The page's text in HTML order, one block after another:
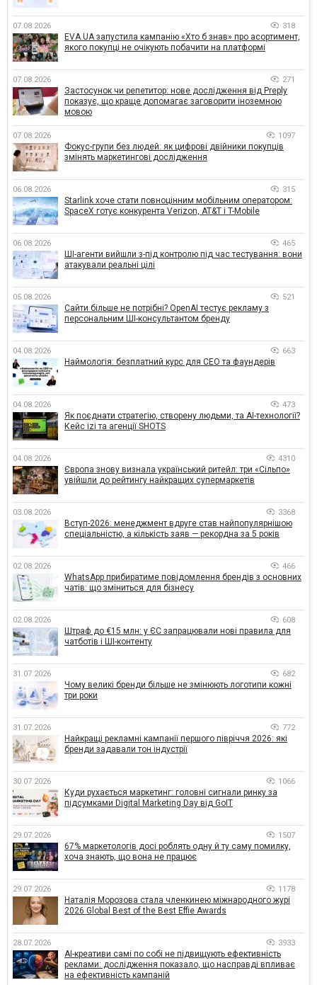
07.08.2026 318
EVA.UA запустила кампанію «Хто б знав» про асортимент,
якого покупці не очікують побачити на платформі
07.08.2026 271
Застосунок чи репетитор: нове дослідження від Preply
показує, що краще допомагає заговорити іноземною
мовою
07.08.2026 1097
Фокус-групи без людей: як цифрові двійники покупців
змінять маркетингові дослідження
06.08.2026 315
Starlink хоче стати повноцінним мобільним оператором:
SpaceX готує конкурента Verizon, AT&T і T-Mobile
06.08.2026 465
ШІ-агенти вийшли з-під контролю під час тестування: вони
атакували реальні цілі
05.08.2026 521
Сайти більше не потрібні? OpenAI тестує рекламу з
персональним ШІ-консультантом бренду
04.08.2026 663
Наймологія: безплатний курс для CEO та фаундерів
04.08.2026 473
Як поєднати стратегію, створену людьми, та AI-технології?
Кейс izi та агенції SHOTS
04.08.2026 4310
Європа знову визнала український ритейл: три «Сільпо»
увійшли до рейтингу найкращих супермаркетів
03.08.2026 3368
Вступ-2026: менеджмент вдруге став найпопулярнішою
спеціальністю, а кількість заяв — рекордна за 5 років
02.08.2026 466
WhatsApp прибиратиме повідомлення брендів з основних
чатів: що зміниться для бізнесу
02.08.2026 608
Штраф до €15 млн: у ЄС запрацювали нові правила для
чатботів і ШІ-контенту
31.07.2026 682
Чому великі бренди більше не змінюють логотипи кожні
три роки
31.07.2026 772
Найкращі рекламні кампанії першого півріччя 2026: які
бренди задавали тон індустрії
30.07.2026 1066
Куди рухається маркетинг: головні сигнали ринку за
підсумками Digital Marketing Day від GoIT
29.07.2026 1507
67% маркетологів досі роблять одну й ту саму помилку,
хоча знають, що вона не працює
29.07.2026 1178
Наталія Морозова стала членкинею міжнародного журі
2026 Global Best of the Best Effie Awards
28.07.2026 3933
AI-креативи самі по собі не підвищують ефективність
реклами: дослідження показало, що насправді впливає
на ефективність кампаній